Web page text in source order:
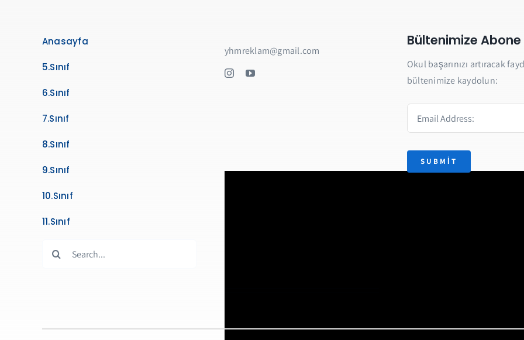
Anasayfa
5.Sınıf
6.Sınıf
7.Sınıf
8.Sınıf
9.Sınıf
10.Sınıf
11.Sınıf
yhmreklam@gmail.com
Bültenimize Abone
Okul başarınızı artıracak
bültenimize kaydolun:
SUBMIT